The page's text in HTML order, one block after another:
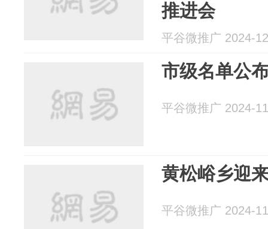
推进会
平谷微推广 2024-
市级名单公
平谷微推广 2024-
黄松峪乡迎
平谷微推广 2024-